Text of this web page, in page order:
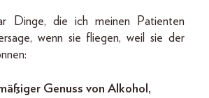
Dinge, die ich meinen Patienten
wenn sie fliegen, weil sie der
Genuss von Alkohol,